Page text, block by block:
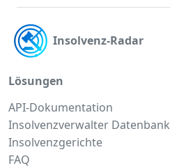
Insolvenz-Radar
Lösungen
API-Dokumentation
Insolvenzverwalter Datenbank
Insolvenzgerichte
FAQ